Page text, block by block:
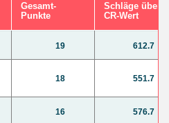
Gesamt-
Punkte
Schläge über
CR-Wert
19 612.7
18 551.7
16 576.7